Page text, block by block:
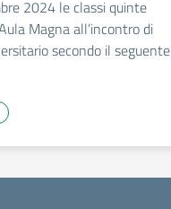
2024 le classi quinte
Magna all’incontro di
secondo il seguente